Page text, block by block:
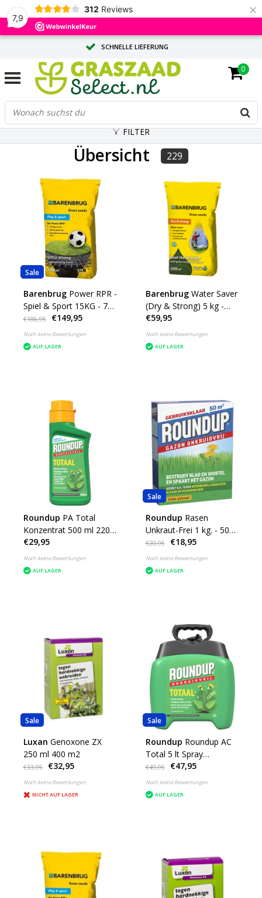
7,9
312 Reviews ×
SCHNELLE LIEFERUNG
MASSGESCHNEIDERTE BERATUNG DURCH UNSERE EXPERTEN
GROSSE MENGE? ANGEBOT ANFORDERN
0
FILTER
Übersicht 229
Sale
Barenbrug Power RPR -
Spiel & Sport 15KG - 750
m²
€186,95 €149,95
Noch keine Bewertungen
AUF LAGER
Barenbrug Water Saver
(Dry & Strong) 5 kg -
200 m²
€59,95
Noch keine Bewertungen
AUF LAGER
Roundup PA Total
Konzentrat 500 ml 220
m2
€29,95
Noch keine Bewertungen
AUF LAGER
Sale
Roundup Rasen
Unkraut-Frei 1 kg. - 50
m2
€20,95 €18,95
Noch keine Bewertungen
AUF LAGER
Sale
Luxan Genoxone ZX
250 ml 400 m2
€33,95 €32,95
Noch keine Bewertungen
NICHT AUF LAGER
Sale
Roundup Roundup AC
Total 5 lt Spray
Gebrauchsfertig
€49,95 €47,95
Noch keine Bewertungen
AUF LAGER